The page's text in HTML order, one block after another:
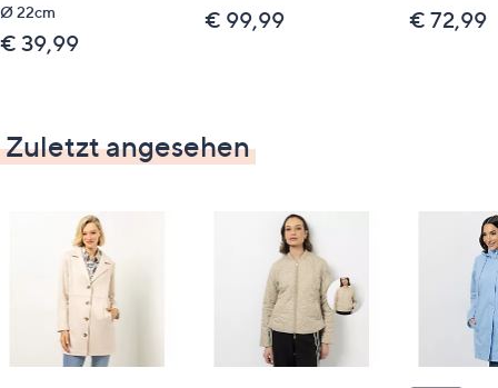
Ø 22cm
€ 39,99
€ 99,99 € 72,99
Zuletzt angesehen